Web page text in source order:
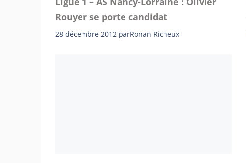
Rouyer se porte candidat
28 décembre 2012 parRonan Richeux